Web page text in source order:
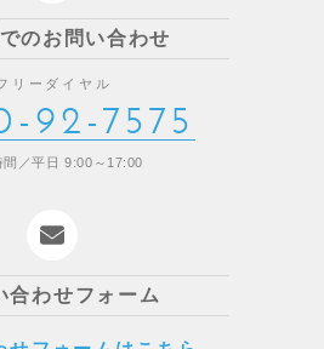
のお問い合わせ
リーダイヤル
92-7575
間／平日 9:00～17:00
合わせフォーム